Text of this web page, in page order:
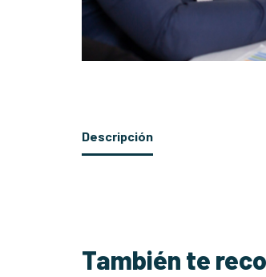
Descripción
También te